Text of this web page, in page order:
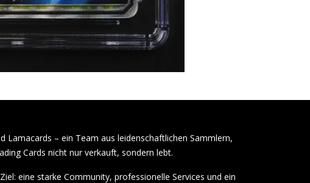
Lamacards – ein Team aus leidenschaftlichen Sammlern,
Cards nicht nur verkauft, sondern lebt.
eine starke Community, professionelle Services und ein